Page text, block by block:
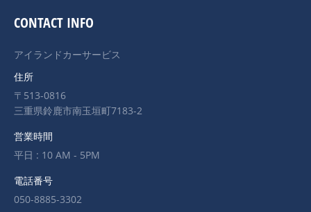
CONTACT INFO
アイランドカーサービス
住所
〒513-0816
三重県鈴鹿市南玉垣町7183-2
営業時間
平日 : 10 AM - 5PM
電話番号
050-8885-3302